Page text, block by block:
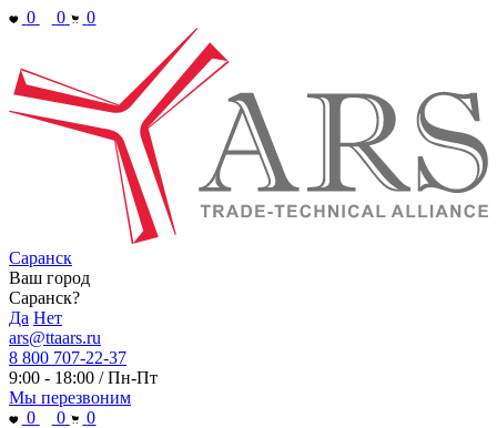
0
0 0
Саранск
Ваш город
Саранск?
Да Нет
ars@ttaars.ru
8 800 707-22-37
9:00 - 18:00 / Пн-Пт
Мы перезвоним
0
0 0